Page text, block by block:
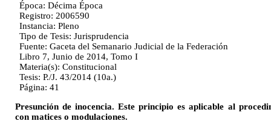
Época: Décima Época
Registro: 2006590
Instancia: Pleno
Tipo de Tesis: Jurisprudencia
Fuente: Gaceta del Semanario Judicial de la Federación
Libro 7, Junio de 2014, Tomo I
Materia(s): Constitucional
Tesis: P./J. 43/2014 (10a.)
Página: 41
Presunción de inocencia. Este principio es aplicable al
con matices o modulaciones.